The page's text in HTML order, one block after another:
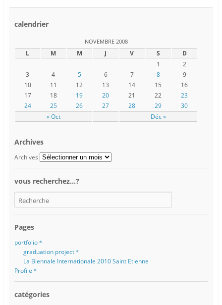
calendrier
NOVEMBRE 2008
L M M J V S D
« Oct Déc »
1
2
3
4 5 6 7 8
9
10
11 12 13 14 15
16
17
18 19 20 21 22
23
24
25 26 27 28 29 30
Archives
Archives
vous recherchez…?
Pages
portfolio＊
graduation project＊
La Biennale Internationale 2010 Saint Etienne
Profile＊
catégories